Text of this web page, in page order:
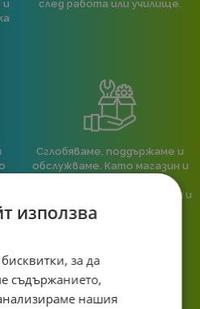
и
след работа или училище.
Сглобяваме, поддържаме и
обслужваме. Като магазин и
сервиз на едно място
гарантираме бърза реакция и
познаване на твоята
система.
използва
за да
съдържанието,
нашия